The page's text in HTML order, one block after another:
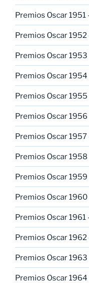
Premios Oscar
Premios Oscar
Premios Oscar
Premios Oscar
Premios Oscar
Premios Oscar
Premios Oscar
Premios Oscar
Premios Oscar
Premios Oscar
Premios Oscar
Premios Oscar
Premios Oscar
Premios Oscar